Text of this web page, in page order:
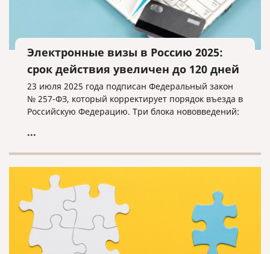
Электронные визы в Россию 2025:
срок действия увеличен до 120 дней
23 июля 2025 года подписан Федеральный закон
№ 257-ФЗ, который корректирует порядок въезда в
Российскую Федерацию. Три блока нововведений:
...